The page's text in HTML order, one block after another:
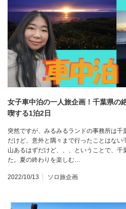
女子車中泊の一人旅企画！千葉県の
喫する1泊2日
突然ですが、みるみるランドの事務所は
だけど、意外と隅々まで行ったことはない
山あるはずだけど、、、ということで、千
た。夏の終わりを楽しむ…
2022/10/13 ソロ旅企画